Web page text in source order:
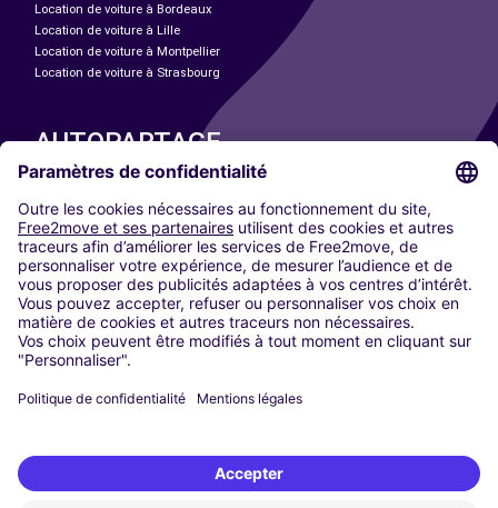
Location de voiture à Bordeaux
Location de voiture à Lille
Location de voiture à Montpellier
Location de voiture à Strasbourg
AUTOPARTAGE
Paris
Madrid
Washington DC
Milan
Rome
Turin
Vienne
Berlin
Düsseldorf